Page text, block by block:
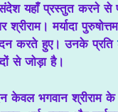
यहाँ प्रस्तुत करने से
श्रीराम। मर्यादा
करते हुए। उनके प्रति
से जोड़ा है।
केवल भगवान श्रीराम